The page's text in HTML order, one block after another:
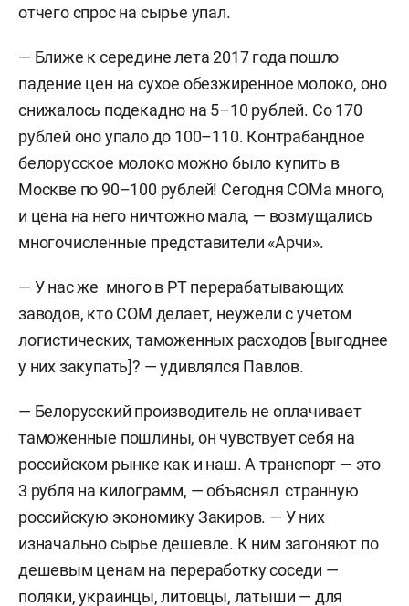
отчего спрос на сырье упал.
— Ближе к середине лета 2017 года пошло
падение цен на сухое обезжиренное молоко, оно
снижалось подекадно на 5–10 рублей. Со 170
рублей оно упало до 100–110. Контрабандное
белорусское молоко можно было купить в
Москве по 90–100 рублей! Сегодня СОМа много,
и цена на него ничтожно мала, — возмущались
многочисленные представители «Арчи».
— У нас же много в РТ перерабатывающих
заводов, кто СОМ делает, неужели с учетом
логистических, таможенных расходов [выгоднее
у них закупать]? — удивлялся Павлов.
— Белорусский производитель не оплачивает
таможенные пошлины, он чувствует себя на
российском рынке как и наш. А транспорт — это
3 рубля на килограмм, — объяснял странную
российскую экономику Закиров. — У них
изначально сырье дешевле. К ним загоняют по
дешевым ценам на переработку соседи —
поляки, украинцы, литовцы, латыши — для